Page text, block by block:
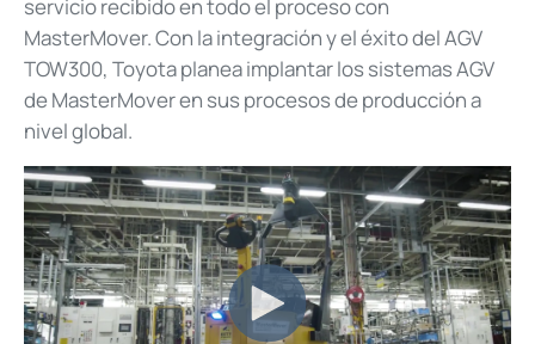
servicio recibido en todo el proceso con
MasterMover. Con la integración y el éxito del AGV
TOW300, Toyota planea implantar los sistemas AGV
de MasterMover en sus procesos de producción a
nivel global.